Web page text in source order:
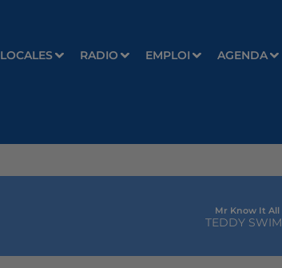
RADIO EMPLOI AGENDA
Mr Know It All
TEDDY